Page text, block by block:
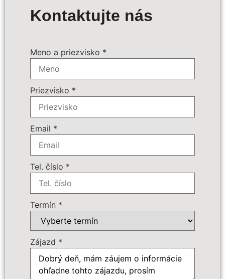
Kontaktujte nás
Meno a priezvisko *
Priezvisko *
Email *
Tel. číslo *
Termín *
Zájazd *
Výpočet ceny
Povinné príplatky:
Doplnkové služby:
109 € - Batožina do podpalubia
Počet osôb
Cena zájazdu